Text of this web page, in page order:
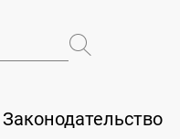
Законодательство